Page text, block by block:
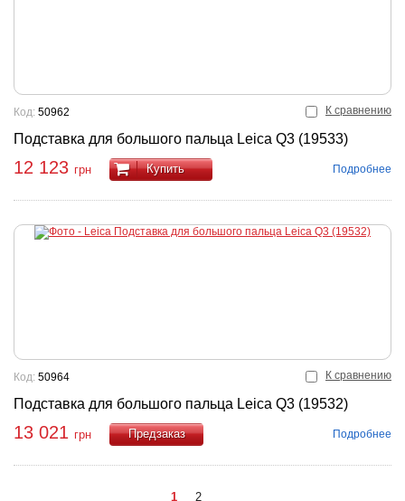
К сравнению
Подставка для большого пальца Leica Q3 (19533)
Код: 50962
12 123 грн Купить Подробнее
К сравнению
Подставка для большого пальца Leica Q3 (19532)
Код: 50964
13 021 грн
Подробнее
1 2